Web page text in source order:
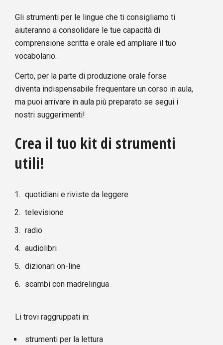
Gli strumenti per le lingue che ti consigliamo ti
aiuteranno a consolidare le tue capacità di
comprensione scritta e orale ed ampliare il tuo
vocabolario.
Certo, per la parte di produzione orale forse
diventa indispensabile frequentare un corso in aula,
ma puoi arrivare in aula più preparato se segui i
nostri suggerimenti!
Crea il tuo kit di strumenti
utili!
quotidiani e riviste da leggere
televisione
radio
audiolibri
dizionari on-line
scambi con madrelingua
Li trovi raggruppati in:
strumenti per la lettura